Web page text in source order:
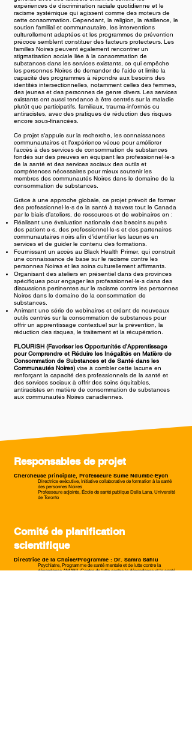
expériences de discrimination raciale quotidienne et le
racisme systémique qui agissent comme des moteurs de
cette consommation. Cependant, la religion, la résilience, le
soutien familial et communautaire, les interventions
culturellement adaptées et les programmes de prévention
précoce semblent constituer des facteurs protecteurs. Les
familles Noires peuvent également rencontrer un
stigmatisation sociale liée à la consommation de
substances dans les services existants, ce qui empêche
les personnes Noires de demander de l’aide et limite la
capacité des programmes à répondre aux besoins des
identités intersectionnelles, notamment celles des femmes,
des jeunes et des personnes de genre divers. Les services
existants ont aussi tendance à être centrés sur la maladie
plutôt que participatifs, familiaux, trauma-informés ou
antiracistes, avec des pratiques de réduction des risques
encore sous-financées.
Ce projet s’appuie sur la recherche, les connaissances
communautaires et l’expérience vécue pour améliorer
l’accès à des services de consommation de substances
fondés sur des preuves en équipant les professionnel·le·s
de la santé et des services sociaux des outils et
compétences nécessaires pour mieux soutenir les
membres des communautés Noires dans le domaine de la
consommation de substances.
Grâce à une approche globale, ce projet prévoit de former
des professionnel·le·s de la santé à travers tout le Canada
par le biais d’ateliers, de ressources et de webinaires en :
Réalisant une évaluation nationale des besoins auprès
des patient·e·s, des professionnel·le·s et des partenaires
communautaires noirs afin d’identifier les lacunes en
services et de guider le contenu des formations.
Fournissant un accès au Black Health Primer, qui construit
une connaissance de base sur le racisme contre les
personnes Noires et les soins culturellement affirmants.
Organisant des ateliers en présentiel dans des provinces
spécifiques pour engager les professionnel·le·s dans des
discussions pertinentes sur le racisme contre les personnes
Noires dans le domaine de la consommation de
substances.
Animant une série de webinaires et créant de nouveaux
outils centrés sur la consommation de substances pour
offrir un apprentissage contextuel sur la prévention, la
réduction des risques, le traitement et la récupération.
FLOURISH (Favoriser les Opportunités d’Apprentissage
pour Comprendre et Réduire les Inégalités en Matière de
Consommation de Substances et de Santé dans les
Communautés Noires) vise à combler cette lacune en
renforçant la capacité des professionnels de la santé et
des services sociaux à offrir des soins équitables,
antiracistes en matière de consommation de substances
aux communautés Noires canadiennes.
Responsables de projet
Chercheuse principale, Professeure Sume Ndumbe-Eyoh
Directrice exécutive, Initiative collaborative de formation à la santé
des personnes Noires
Professeure adjointe, École de santé publique Dalla Lana, Université
de Toronto
Comité de planification
scientifique
Directrice de la Chaise/Programme : Dr. Samra Sahlu
Psychiatre, Programme de santé mentale et de lutte contre la
dépendance AMANI, Centre de lutte contre la dépendance et la santé